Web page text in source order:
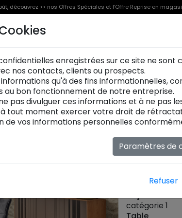
découvrez >> nos Offres Spéciales et l’Offre Reprise en
Offres Spéciales [%]
Salle à
Modèle
placage
catégorie 1.
présentée en
H.76 x P.100
dimensions,
les chaises
Piétement :
Plateau :MDF
Façade :
catégorie 1
enregistrées sur ce site ne sont
nos contacts, clients ou prospects.
qu'à des fins informationnelles,
au bon fonctionnement de notre entreprise.
pas divulguer ces informations et à ne pas
à tout moment exercer votre droit de
de vos informations personnelles
Paramètres de
Refuser